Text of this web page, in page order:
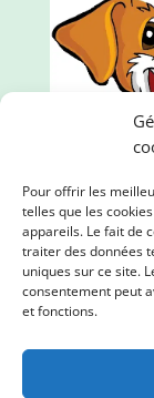
Pour offrir les
telles que les
appareils. Le fait de
traiter des données
uniques sur ce site.
consentement peut
et fonctions.
Mille et une
des produits
loulous et de